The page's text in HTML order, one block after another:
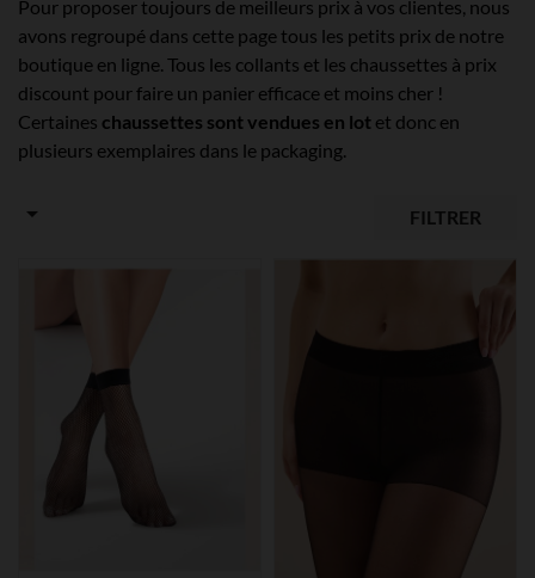
Pour proposer toujours de meilleurs prix à vos clientes, nous
avons regroupé dans cette page tous les petits prix de notre
boutique en ligne. Tous les collants et les chaussettes à prix
discount pour faire un panier efficace et moins cher !
Certaines chaussettes sont vendues en lot et donc en
plusieurs exemplaires dans le packaging.
 FILTRER